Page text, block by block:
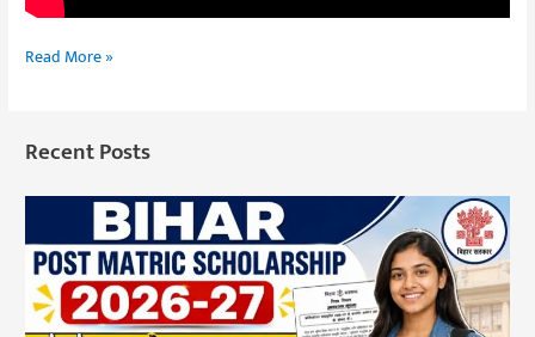
Read More »
Recent Posts